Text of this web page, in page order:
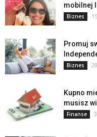
mobilnej
Biznes
Promuj
Biznes
Kupno
musisz
Finanse